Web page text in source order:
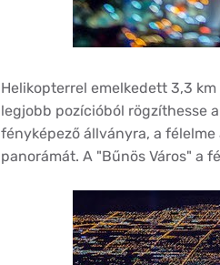
Helikopterrel emelkedett 3,3
legjobb pozícióból rögzíthesse
fényképező állványra, a
panorámát. A "Bűnös Város" a